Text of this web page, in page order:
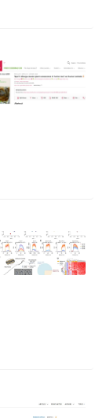
40 岁，精子头
“瘦身”的秘密